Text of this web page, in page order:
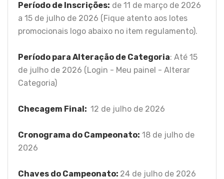
Período de Inscrições: de 11 de março de 2026
a 15 de julho de 2026 (Fique atento aos lotes
promocionais logo abaixo no item regulamento).
Período para Alteração de Categoria: Até 15
de julho de 2026 (Login - Meu painel - Alterar
Categoria)
Checagem Final: 12 de julho de 2026
Cronograma do Campeonato: 18 de julho de
2026
Chaves do Campeonato: 24 de julho de 2026